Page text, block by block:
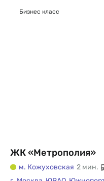
ЖК «Метрополия»
м. Кожуховская 2 мин.
Бизнес класс